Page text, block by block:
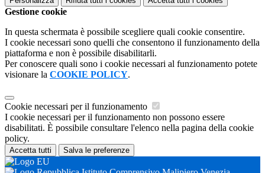
Gestione cookie
In questa schermata è possibile scegliere quali cookie consentire.
I cookie necessari sono quelli che consentono il funzionamento della
piattaforma e non è possibile disabilitarli.
Per conoscere quali sono i cookie necessari al funzionamento potete
visionare la COOKIE POLICY.
Cookie necessari per il funzionamento
I cookie necessari per il funzionamento non possono essere
disabilitati. È possibile consultare l'elenco nella pagina della cookie
policy.
Accetta tutti Salva le preferenze